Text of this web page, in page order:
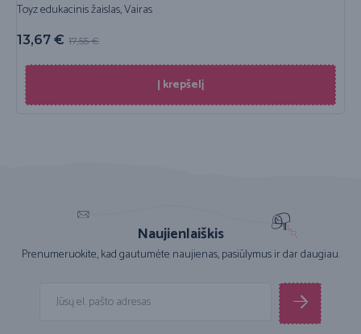
Toyz edukacinis žaislas, Vairas
17,55€
13,67 €
Į krepšelį
Naujienlaiškis
Prenumeruokite, kad gautumėte naujienas, pasiūlymus ir dar daugiau.